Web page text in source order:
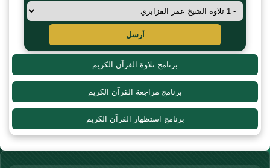
أرسل
برنامج تلاوة القرآن الكريم
برنامج مراجعة القرآن الكريم
برنامج استظهار القرآن الكريم